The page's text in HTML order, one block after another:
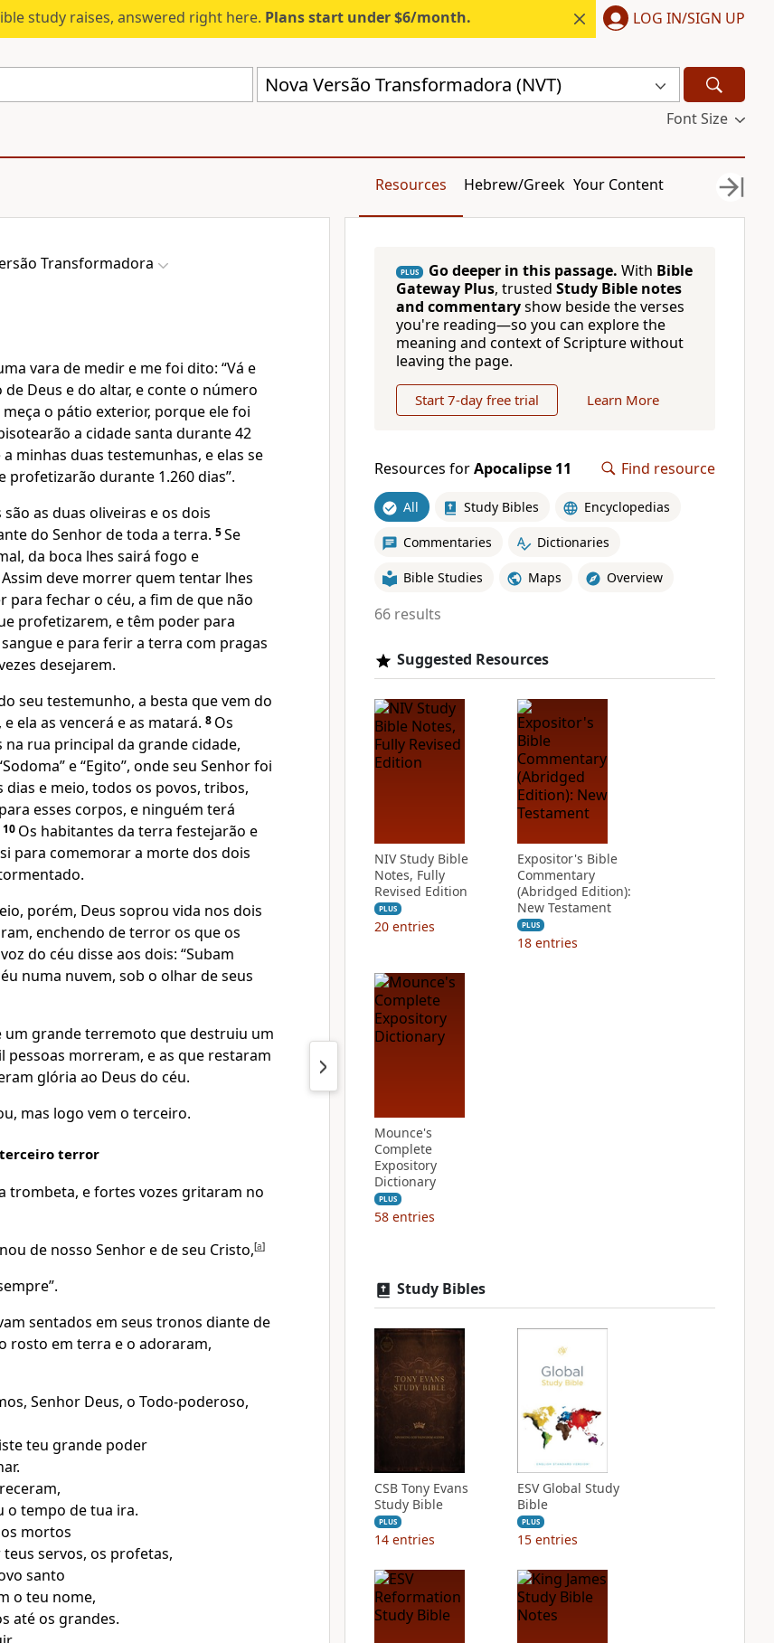
study raises, answered right here. Plans start under $6/month. LOG IN/SIGN UP
Nova Versão Transformadora (NVT)
Font Size
Resources Hebrew/Greek Your Content
Transformadora
vara de medir e me foi dito: “Vá e
Deus e do altar, e conte o número
meça o pátio exterior, porque ele foi
a cidade santa durante 42
minhas duas testemunhas, e elas se
profetizarão durante 1.260 dias”.
as duas oliveiras e os dois
do Senhor de toda a terra. 5Se
da boca lhes sairá fogo e
deve morrer quem tentar lhes
para fechar o céu, a fim de que não
profetizarem, e têm poder para
e para ferir a terra com pragas
desejarem.
seu testemunho, a besta que vem do
ela as vencerá e as matará. 8 Os
rua principal da grande cidade,
e “Egito”, onde seu Senhor foi
dias e meio, todos os povos, tribos,
esses corpos, e ninguém terá
10 Os habitantes da terra festejarão e
para comemorar a morte dos dois
porém, Deus soprou vida nos dois
enchendo de terror os que os
do céu disse aos dois: “Subam
numa nuvem, sob o olhar de seus
um grande terremoto que destruiu um
pessoas morreram, e as que restaram
glória ao Deus do céu.
mas logo vem o terceiro.
terror
trombeta, e fortes vozes gritaram no
de nosso Senhor e de seu Cristo,[a]
sentados em seus tronos diante de
rosto em terra e o adoraram,
Senhor Deus, o Todo-poderoso,
teu grande poder
o tempo de tua ira.
mortos
servos, os profetas,
santo
o teu nome,
até os grandes.
PLUS Go deeper in this passage. With Bible
Gateway Plus, trusted Study Bible notes
and commentaryshow beside the verses
you're reading—so you can explore the
meaning and context of Scripture without
leaving the page.
Start 7-day free trial Learn More
Resources forApocalipse 11 Find resource
All Study Bibles Encyclopedias
Commentaries Dictionaries
Bible Studies Maps Overview
66 results
Suggested Resources
NIV Study Bible
Notes, Fully
Revised Edition
PLUS
20 entries
Expositor's Bible
Commentary
(Abridged Edition):
New Testament
PLUS
18 entries
Mounce's
Complete
Expository
Dictionary
PLUS
58 entries
Study Bibles
CSB Tony Evans
Study Bible
PLUS
14 entries
ESV Global Study
Bible
PLUS
15 entries